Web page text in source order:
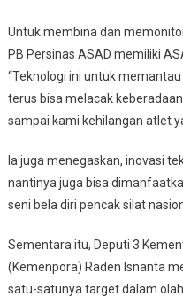
Untuk membina dan
PB Persinas ASAD memiliki
“Teknologi ini untuk
terus bisa melacak
sampai kami kehilangan atlet
Ia juga menegaskan, inovasi
nantinya juga bisa
seni bela diri pencak silat
Sementara itu, Deputi 3
(Kemenpora) Raden Isnanta
satu-satunya target dalam